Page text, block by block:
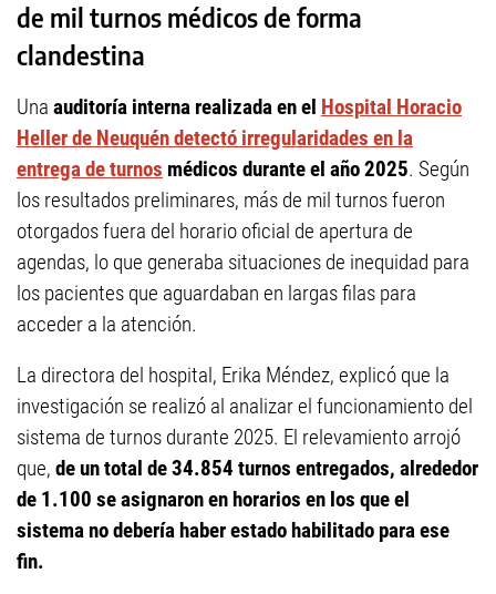
de mil turnos médicos de forma
clandestina
Una auditoría interna realizada en el Hospital Horacio
Heller de Neuquén detectó irregularidades en la
entrega de turnos médicos durante el año 2025. Según
los resultados preliminares, más de mil turnos fueron
otorgados fuera del horario oficial de apertura de
agendas, lo que generaba situaciones de inequidad para
los pacientes que aguardaban en largas filas para
acceder a la atención.
La directora del hospital, Erika Méndez, explicó que la
investigación se realizó al analizar el funcionamiento del
sistema de turnos durante 2025. El relevamiento arrojó
que, de un total de 34.854 turnos entregados, alrededor
de 1.100 se asignaron en horarios en los que el
sistema no debería haber estado habilitado para ese
fin.